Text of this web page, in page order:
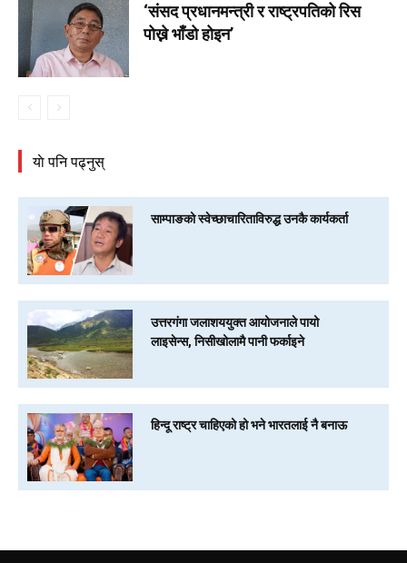
‘संसद प्रधानमन्त्री र राष्ट्रपतिको रिस
पोख्ने भाँडो होइन’
याे पनि पढ्नुस्
साम्पाङको स्वेच्छाचारिताविरुद्ध उनकै कार्यकर्ता
उत्तरगंगा जलाशययुक्त आयोजनाले पायो
लाइसेन्स, निसीखोलामै पानी फर्काइने
हिन्दू राष्ट्र चाहिएको हो भने भारतलाई नै बनाऊ